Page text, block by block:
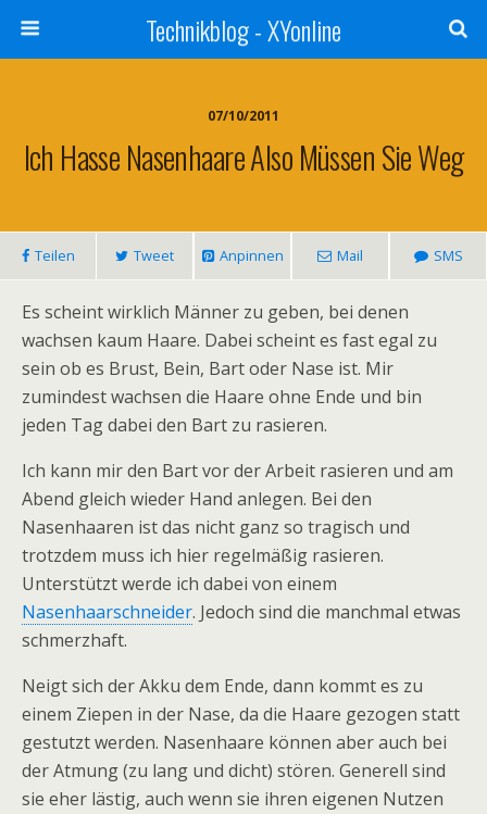
Technikblog - XYonline
07/10/2011
Ich Hasse Nasenhaare Also Müssen Sie Weg
Teilen Tweet Anpinnen Mail SMS
Es scheint wirklich Männer zu geben, bei denen
wachsen kaum Haare. Dabei scheint es fast egal zu
sein ob es Brust, Bein, Bart oder Nase ist. Mir
zumindest wachsen die Haare ohne Ende und bin
jeden Tag dabei den Bart zu rasieren.
Ich kann mir den Bart vor der Arbeit rasieren und am
Abend gleich wieder Hand anlegen. Bei den
Nasenhaaren ist das nicht ganz so tragisch und
trotzdem muss ich hier regelmäßig rasieren.
Unterstützt werde ich dabei von einem
Nasenhaarschneider. Jedoch sind die manchmal etwas
schmerzhaft.
Neigt sich der Akku dem Ende, dann kommt es zu
einem Ziepen in der Nase, da die Haare gezogen statt
gestutzt werden. Nasenhaare können aber auch bei
der Atmung (zu lang und dicht) stören. Generell sind
sie eher lästig, auch wenn sie ihren eigenen Nutzen